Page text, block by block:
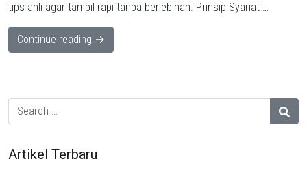
tips ahli agar tampil rapi tanpa berlebihan. Prinsip Syariat …
Continue reading →
Artikel Terbaru